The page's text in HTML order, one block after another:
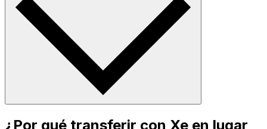
¿Por qué transferir con Xe en lugar